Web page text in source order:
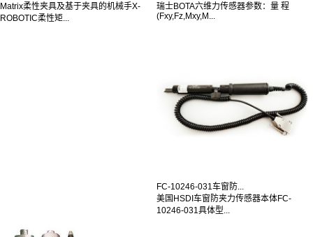
Matrix柔性夹具及基于夹具的机械手X-
ROBOTIC柔性矩...
瑞士BOTA六维力传感器参数：量 程
(Fxy,Fz,Mxy,M...
FC-10246-031车窗防...
美国HSDI车窗防夹力传感器本体FC-
10246-031具体型...